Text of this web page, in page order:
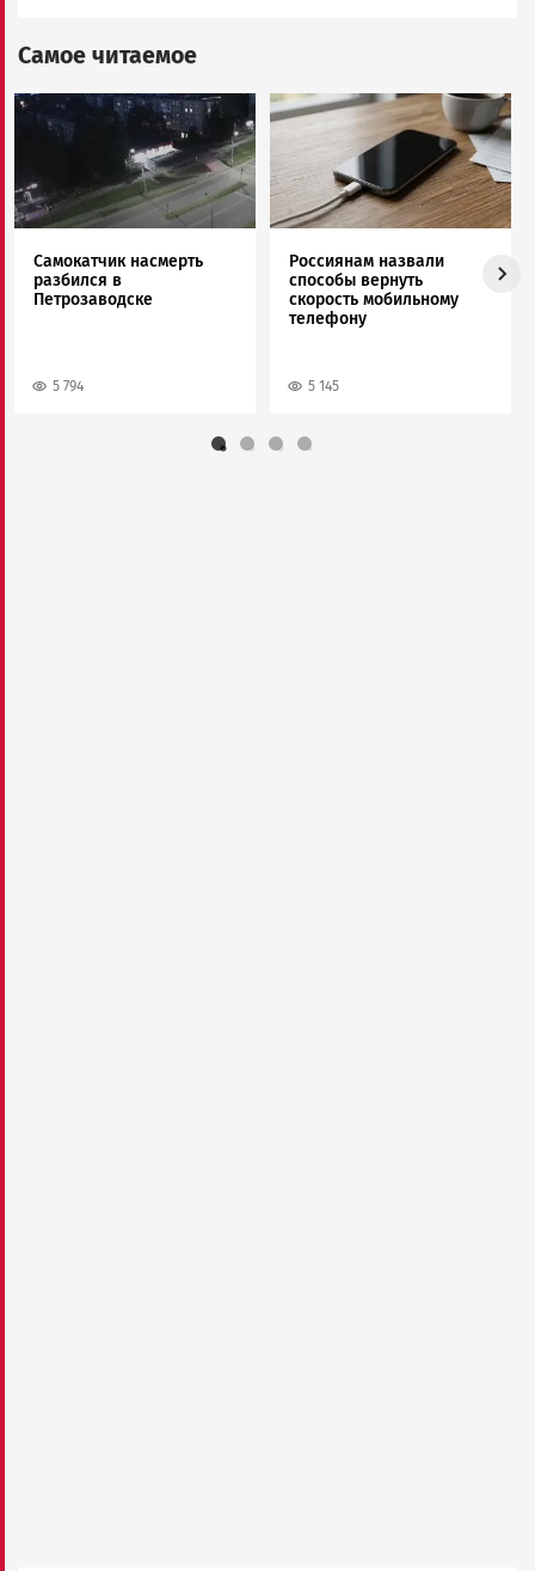
Самое читаемое
Image
Самокатчик насмерть
разбился в
Петрозаводске
5 794
Image
Россиянам назвали
способы вернуть
скорость мобильному
телефону
5 145